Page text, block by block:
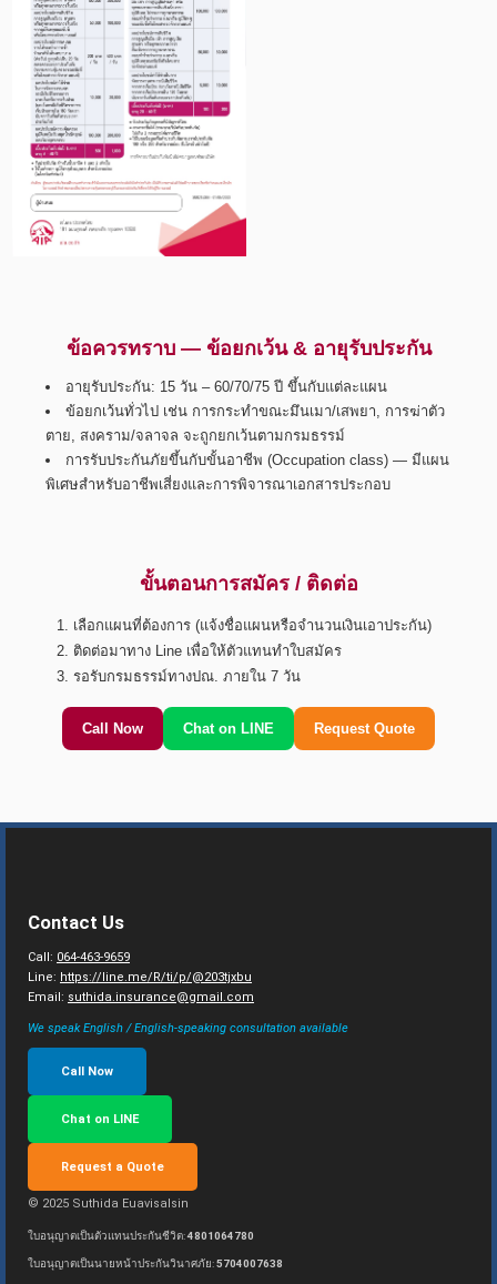
ข้อควรทราบ — ข้อยกเว้น & อายุรับประกัน
อายุรับประกัน: 15 วัน – 60/70/75 ปี ขึ้นกับแต่ละแผน
ข้อยกเว้นทั่วไป เช่น การกระทำขณะมึนเมา/เสพยา, การฆ่าตัว
ตาย, สงคราม/จลาจล จะถูกยกเว้นตามกรมธรรม์
การรับประกันภัยขึ้นกับขั้นอาชีพ (Occupation class) — มีแผน
พิเศษสำหรับอาชีพเสี่ยงและการพิจารณาเอกสารประกอบ
ขั้นตอนการสมัคร / ติดต่อ
เลือกแผนที่ต้องการ (แจ้งชื่อแผนหรือจำนวนเงินเอาประกัน)
ติดต่อมาทาง Line เพื่อให้ตัวแทนทำใบสมัคร
รอรับกรมธรรม์ทางปณ. ภายใน 7 วัน
Call Now Chat on LINE Request Quote
Contact Us
Call: 064-463-9659
Line: https://line.me/R/ti/p/@203tjxbu
Email: suthida.insurance@gmail.com
We speak English / English-speaking consultation available
Call Now
Chat on LINE
Request a Quote
© 2025 Suthida Euavisalsin
ใบอนุญาตเป็นตัวแทนประกันชีวิต:4801064780
ใบอนุญาตเป็นนายหน้าประกันวินาศภัย:5704007638